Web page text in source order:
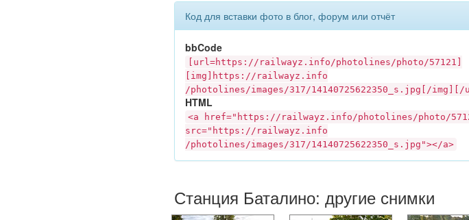
Код для вставки фото в блог, форум или отчёт
bbCode
[url=https:// railwayz.info /photolines/photo/57121]
[img]https:// railwayz.info
/photolines/images/317/14140725622350_s.jpg[/img][/
HTML
<a href="https:// railwayz.info /photolines/photo/
src="https:// railwayz.info
/photolines/images/317/14140725622350_s.jpg"></a>
Станция Баталино: другие снимки